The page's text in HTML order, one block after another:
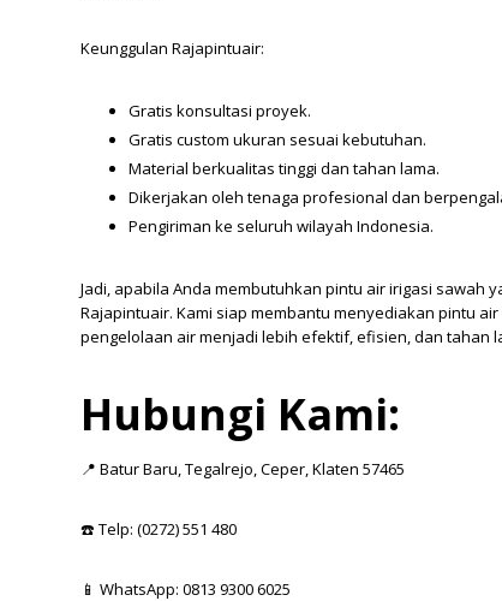
Keunggulan Rajapintuair:
Gratis konsultasi proyek.
Gratis custom ukuran sesuai kebutuhan.
Material berkualitas tinggi dan tahan lama.
Dikerjakan oleh tenaga profesional dan
Pengiriman ke seluruh wilayah Indonesia.
Jadi, apabila Anda membutuhkan pintu air irigasi sawah
Rajapintuair. Kami siap membantu menyediakan pintu
pengelolaan air menjadi lebih efektif, efisien, dan tahan
Hubungi Kami:
📍 Batur Baru, Tegalrejo, Ceper, Klaten 57465
☎️ Telp: (0272) 551 480
📱 WhatsApp: 0813 9300 6025